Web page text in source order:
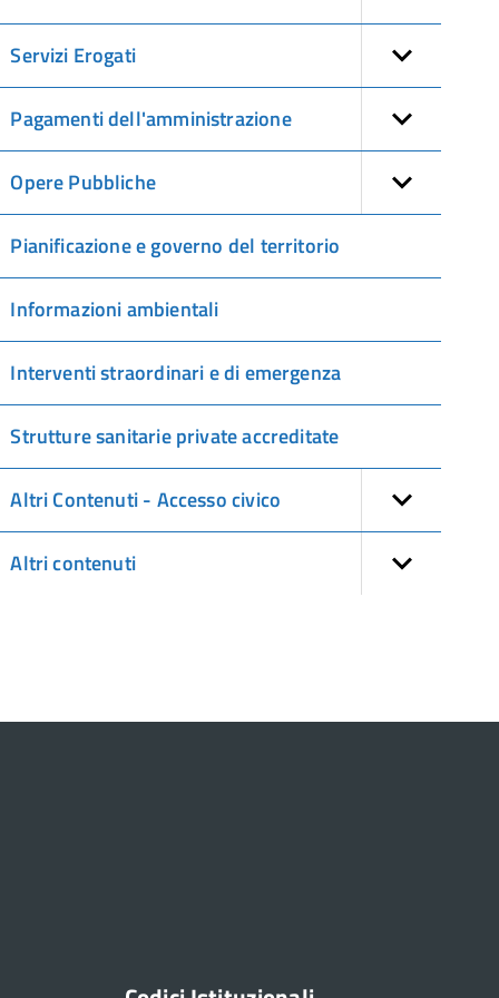
Servizi Erogati
Pagamenti dell'amministrazione
Opere Pubbliche
Pianificazione e governo del territorio
Informazioni ambientali
Interventi straordinari e di emergenza
Strutture sanitarie private accreditate
Altri Contenuti - Accesso civico
Altri contenuti